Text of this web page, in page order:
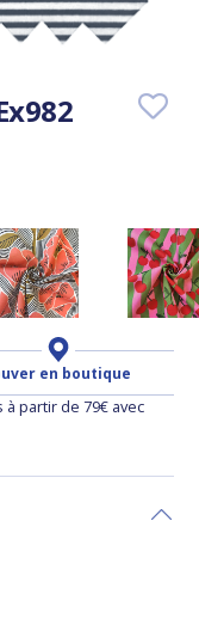
en boutique
partir de 79€ avec